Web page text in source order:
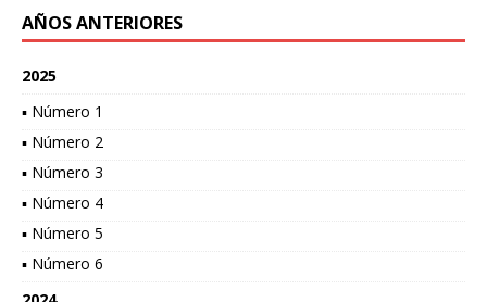
AÑOS ANTERIORES
2025
▪ Número 1
▪ Número 2
▪ Número 3
▪ Número 4
▪ Número 5
▪ Número 6